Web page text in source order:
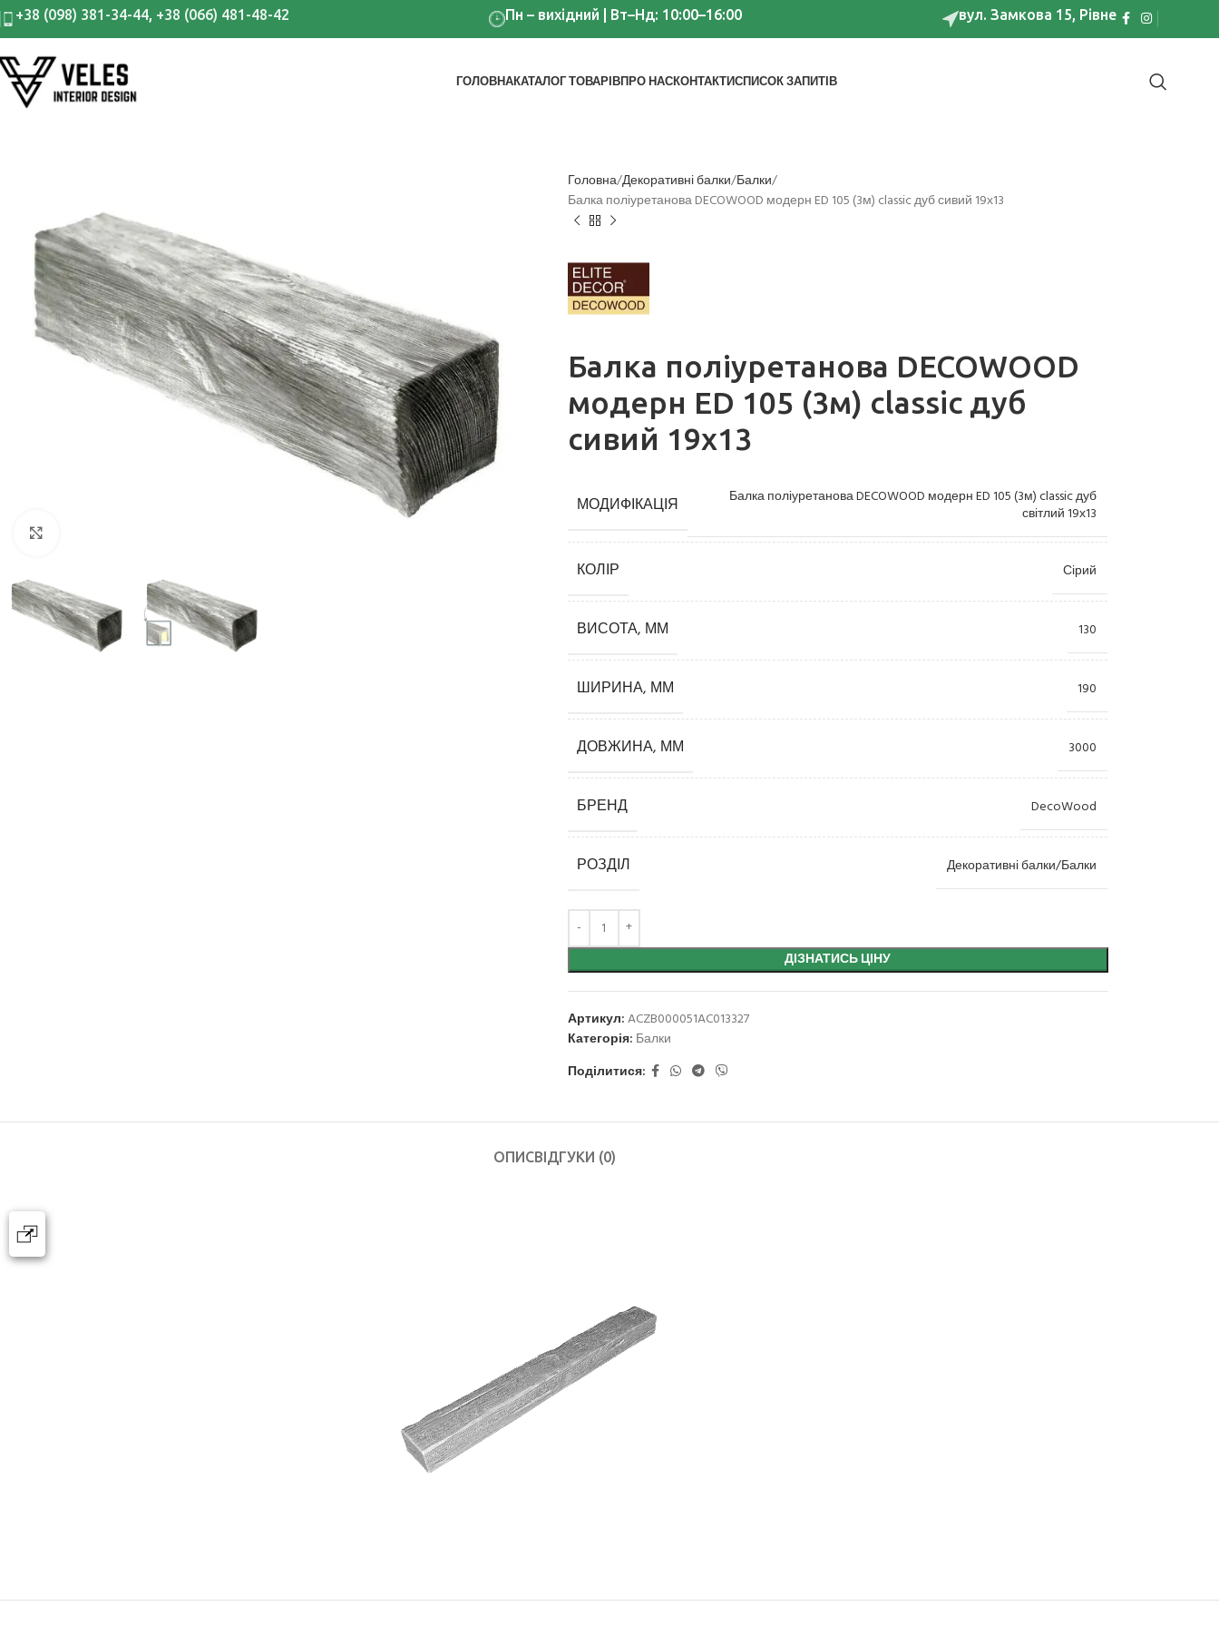
+38 (098) 381-34-44, +38 (066) 481-48-42 Пн – вихідний | Вт–Нд: 10:00–16:00 вул. Замкова 15, Рівне
ГОЛОВНАКАТАЛОГ ТОВАРІВ
Карнизи
Плінтуси
Кутові елементи
3D панелі
Розетки
ПРО НАСКОНТАКТИСПИСОК ЗАПИТІВ
Головна Декоративні балки Балки
Балка поліуретанова DECOWOOD модерн ED 105 (3м) classic дуб сивий 19х13
Балка поліуретанова DECOWOOD
модерн ED 105 (3м) classic дуб
сивий 19х13
МОДИФІКАЦІЯ
Балка поліуретанова DECOWOOD модерн ED 105 (3м) classic дуб
світлий 19х13
КОЛІР Сірий
ВИСОТА, ММ 130
ШИРИНА, ММ 190
ДОВЖИНА, ММ 3000
БРЕНД DecoWood
РОЗДІЛ Декоративні балки/Балки
ДІЗНАТИСЬ ЦІНУ
Артикул:ACZB000051AC013327
Категорія: Балки
Поділитися:
ОПИСВІДГУКИ (0)